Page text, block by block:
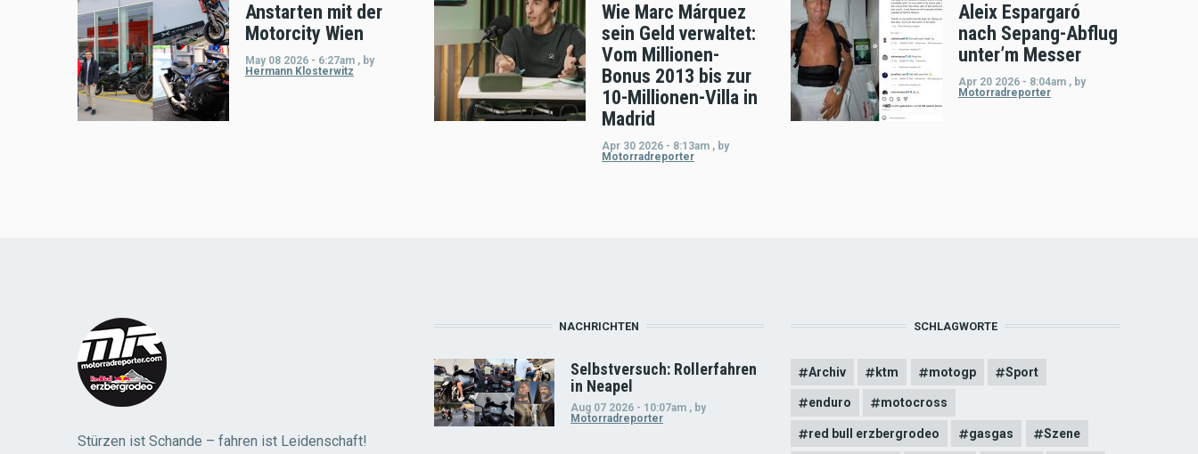
Anstarten mit der
Motorcity Wien
May 08 2026 - 6:27am , by
Hermann Klosterwitz
Wie Marc Márquez
sein Geld verwaltet:
Vom Millionen-
Bonus 2013 bis zur
10-Millionen-Villa in
Madrid
Apr 30 2026 - 8:13am , by
Motorradreporter
Aleix Espargaró
nach Sepang-Abflug
unter’m Messer
Apr 20 2026 - 8:04am , by
Motorradreporter
Stürzen ist Schande – fahren ist Leidenschaft!
NACHRICHTEN
Selbstversuch: Rollerfahren
in Neapel
Aug 07 2026 - 10:07am , by
Motorradreporter
SCHLAGWORTE
Archiv ktm motogp Sport
enduro motocross
red bull erzbergrodeo gasgas Szene